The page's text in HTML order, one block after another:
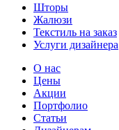
Шторы
Жалюзи
Текстиль на заказ
Услуги дизайнера
О нас
Цены
Акции
Портфолио
Статьи